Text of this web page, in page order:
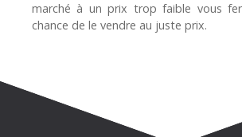
marché à un prix trop faible vous
chance de le vendre au juste prix.